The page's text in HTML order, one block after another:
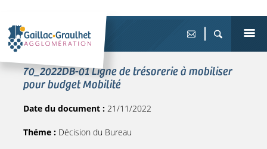
70_2022DB-01 Ligne de trésorerie à mobiliser
pour budget Mobilité
Date du document : 21/11/2022
Théme : Décision du Bureau